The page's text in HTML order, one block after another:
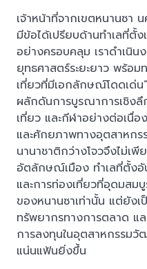
เจ้าหน้าที่จากเขตหนานซา
มีข้อได้เปรียบด้านทำเลที่ตั้
อย่างครอบคลุม เราดำเนิน
ยุทธศาสตร์ระยะยาว พร้อ
เที่ยวที่มีเอกลักษณ์โดดเด่
ผลักดันการบูรณาการเชิง
เที่ยว และกีฬาอย่างต่อเนื่
และศักยภาพทางอุตสาหกร
นานาชาติกว่างโจวจึงไม่เพี
อัตลักษณ์เมือง ทำเลที่ตั้ง
และการท่องเที่ยวที่อุดมส
ของหนานซาเท่านั้น แต่ยัง
ทรัพยากรทางการตลาด แล
การลงทุนในอุตสาหกรรมวั
แน่นแฟ้นยิ่งขึ้น